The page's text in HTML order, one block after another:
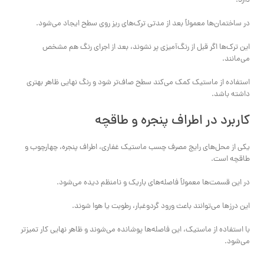
در ساختمان‌ها معمولاً بعد از مدتی ترک‌های ریز روی سطح ایجاد می‌شود.
این ترک‌ها اگر قبل از رنگ‌آمیزی پر نشوند، بعد از اجرای رنگ هم مشخص
می‌مانند.
استفاده از ماستیک کمک می‌کند سطح صاف‌تر شود و رنگ نهایی ظاهر بهتری
داشته باشد.
کاربرد در اطراف پنجره و طاقچه
یکی از محل‌های رایج مصرف چسب ماستیک غفاری، اطراف پنجره، چهارچوب و
طاقچه است.
در این قسمت‌ها معمولاً فاصله‌های باریک و نامنظم دیده می‌شود.
این درزها می‌توانند باعث ورود گردوغبار، رطوبت یا هوا شوند.
با استفاده از ماستیک، این فاصله‌ها پوشانده می‌شوند و ظاهر نهایی کار تمیزتر
می‌شود.